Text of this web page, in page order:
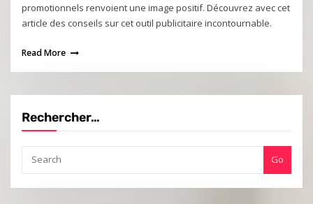
promotionnels renvoient une image positif. Découvrez avec cet
article des conseils sur cet outil publicitaire incontournable.
Read More
Rechercher…
Go